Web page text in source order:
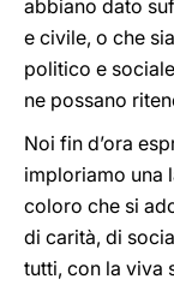
abbiano dato
e civile, o che
politico e
ne possano
Noi fin d’ora
imploriamo una
coloro che si
di carità, di
tutti, con la viva